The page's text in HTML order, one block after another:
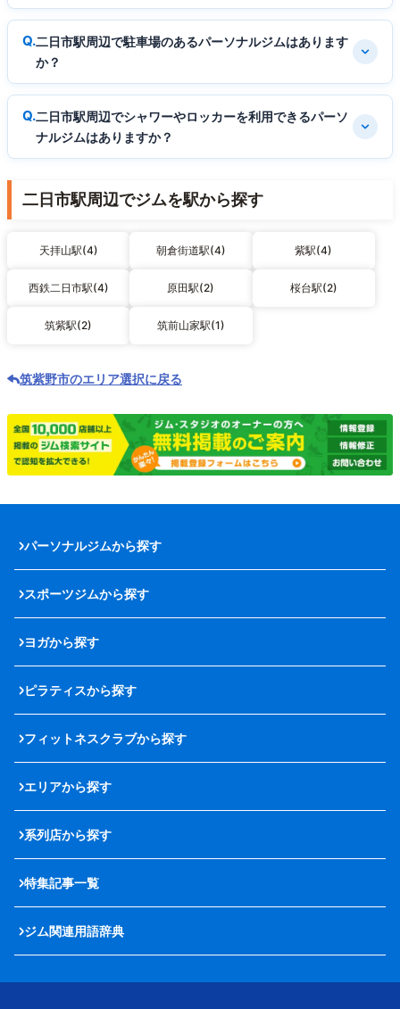
二日市駅周辺で駐車場のあるパーソナルジムはあります
か？
二日市駅周辺でシャワーやロッカーを利用できるパーソ
ナルジムはありますか？
二日市駅周辺でジムを駅から探す
天拝山駅(4) 朝倉街道駅(4) 紫駅(4)
西鉄二日市駅(4) 原田駅(2) 桜台駅(2)
筑紫駅(2) 筑前山家駅(1)
筑紫野市のエリア選択に戻る
パーソナルジムから探す
スポーツジムから探す
ヨガから探す
ピラティスから探す
フィットネスクラブから探す
エリアから探す
系列店から探す
特集記事一覧
ジム関連用語辞典